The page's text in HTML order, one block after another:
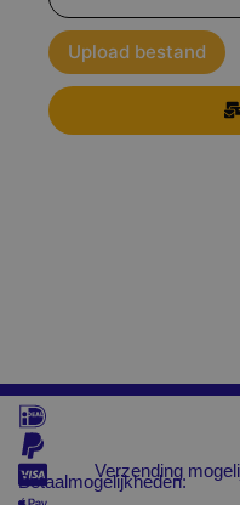
Upload bestand
Betaalmogelijkheden:
Verzending